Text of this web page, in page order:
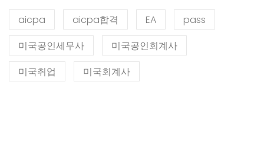
aicpa aicpa합격 EA
pass
미국공인세무사
미국공인회계사
미국취업
미국회계사